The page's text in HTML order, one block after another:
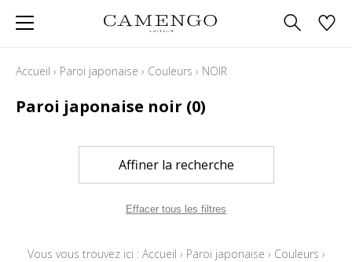
Accueil › Paroi japonaise › Couleurs › NOIR
Paroi japonaise noir (0)
Affiner la recherche
Effacer tous les filtres
Vous vous trouvez ici : Accueil › Paroi japonaise › Couleurs ›